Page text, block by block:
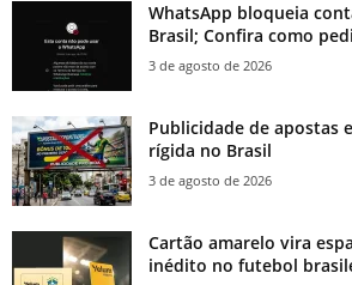
WhatsApp bloqueia
Brasil; Confira como
3 de agosto de 2026
Publicidade de apostas
rígida no Brasil
3 de agosto de 2026
Cartão amarelo vira
inédito no futebol